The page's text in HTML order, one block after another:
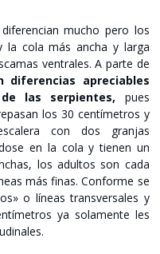
mucho pero los
la cola más ancha y larga
ventrales. A parte de
diferencias apreciables
las serpientes, pues
los 30 centímetros y
con dos granjas
en la cola y tienen un
los adultos son cada
más finas. Conforme se
o líneas transversales y
ya solamente les